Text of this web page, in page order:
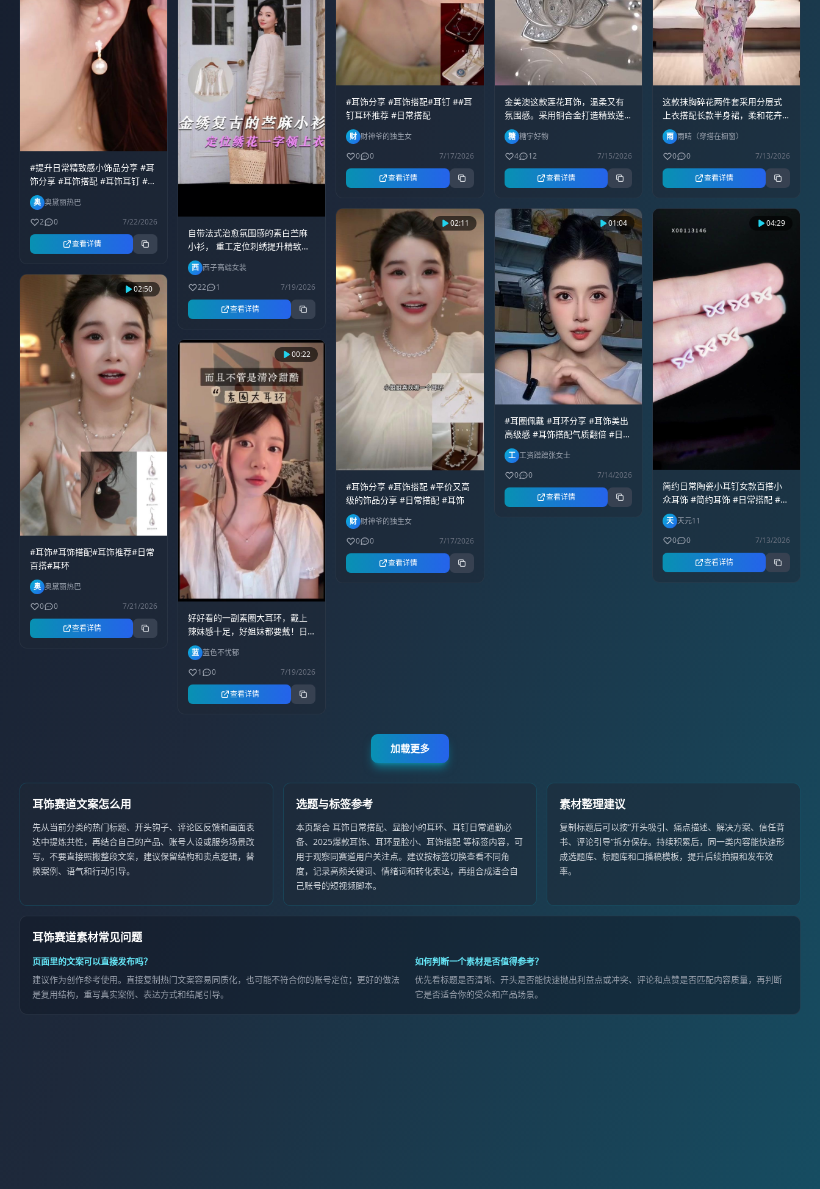
#提升日常精致感小饰品分享 #耳
饰分享 #耳饰搭配 #耳饰耳钉 #这
也太好看了
奥 奥黛丽热巴
2
0 7/22/2026
查看详情
02:50
#耳饰#耳饰搭配#耳饰推荐#日常
百搭#耳环
奥 奥黛丽热巴
0
0 7/21/2026
查看详情
自带法式治愈氛围感的素白苎麻
小衫， 重工定位刺绣提升精致
度，简约底色搭配复古花卉，温
柔氛围感拉满。 纯净米白柔和不
挑肤色，黄皮素颜上身通透干
净；天然苎麻自带哑光褶皱肌
理，区别化纤面料的软塌廉价。
蔓花叶层次细腻，波浪一字领温
柔露锁骨，七分微喇袖口 + 下摆
花边，行走间灵动柔和。 搭配草
编包、浅口单鞋、珍珠耳饰，城
市探店、近郊踏青、闺蜜下午茶
随手拍出干净治愈大片，尽显成
熟女性松弛温婉的日常格调。#新
中式穿搭 #国风穿搭 #高级感穿搭
#显瘦上衣 #中年穿搭
西 西子高端女装
22
1 7/19/2026
查看详情
00:22
好好看的一副素圈大耳环，戴上
辣妹感十足，好姐妹都要戴！日
常搭配少不了#日常耳饰分享 #素
圈耳环 #耳饰分享#饰品分享 #素
圈
蓝 蓝色不忧郁
1
0 7/19/2026
查看详情
#耳饰分享 #耳饰搭配#耳钉 ##耳
钉耳环推荐 #日常搭配
财 财神爷的独生女
0
0 7/17/2026
查看详情
02:11
#耳饰分享 #耳饰搭配 #平价又高
级的饰品分享 #日常搭配 #耳饰
财 财神爷的独生女
0
0 7/17/2026
查看详情
金美澳这款莲花耳饰，温柔又有
氛围感。采用铜合金打造精致莲
花造型，搭配镀银耳针，贴合耳
肌，日常佩戴舒适。小众简约的
设计，线条细腻柔和，能够修饰
脸型，衬得脸型更加秀气。无论
是日常通勤、约会穿搭，还是休
气质。做工细致，光泽质感很
好，款式经典耐看，不挑穿搭风
格，温柔又优雅，是日常搭配很
合适的一款气质耳饰。#ai原创视
频#创作者中心#创作灵感#金美澳
铜合金耳饰莲花足银耳针耳钩耳
钉女气质小众耳饰
糖 糖宇好物
4
12 7/15/2026
查看详情
01:04
#耳圈佩戴 #耳环分享 #耳饰美出
高级感 #耳饰搭配气质翻倍 #日常
佩戴耳饰
工 工资蹭蹭张女士
0
0 7/14/2026
查看详情
这款抹胸碎花两件套采用分层式
上衣搭配长款半身裙，柔和花卉
印花铺满整件服饰，腰部细带可
以调节松紧，外层裙摆能够遮挡
腰腹多余线条。面料轻薄透气，
行走时呈现自然垂坠效果，日常
约会、外出出游都能穿搭，搭配
碎花抹胸套装#度假风长裙套装#
分层遮肉女装#夏日碎花穿搭#约
会穿搭
雨 雨晴（穿搭在橱窗）
0
0 7/13/2026
查看详情
04:29
简约日常陶瓷小耳钉女款百搭小
众耳饰 #简约耳饰 #日常搭配 #小
众饰品 #陶瓷耳钉 #百搭耳环
天 天元11
0
0 7/13/2026
查看详情
加载更多
耳饰赛道文案怎么用
先从当前分类的热门标题、开头钩子、评论区反馈和画面表
达中提炼共性，再结合自己的产品、账号人设或服务场景改
写。不要直接照搬整段文案，建议保留结构和卖点逻辑，替
换案例、语气和行动引导。
选题与标签参考
本页聚合 耳饰日常搭配、显脸小的耳环、耳钉日常通勤必
备、2025爆款耳饰、耳环显脸小、耳饰搭配 等标签内容，可
用于观察同赛道用户关注点。建议按标签切换查看不同角
度，记录高频关键词、情绪词和转化表达，再组合成适合自
己账号的短视频脚本。
素材整理建议
复制标题后可以按“开头吸引、痛点描述、解决方案、信任背
书、评论引导”拆分保存。持续积累后，同一类内容能快速形
成选题库、标题库和口播稿模板，提升后续拍摄和发布效
率。
耳饰赛道素材常见问题
页面里的文案可以直接发布吗？
建议作为创作参考使用。直接复制热门文案容易同质化，也可能不符合你的账号定位；更好的做法
是复用结构，重写真实案例、表达方式和结尾引导。
如何判断一个素材是否值得参考？
优先看标题是否清晰、开头是否能快速抛出利益点或冲突、评论和点赞是否匹配内容质量，再判断
它是否适合你的受众和产品场景。